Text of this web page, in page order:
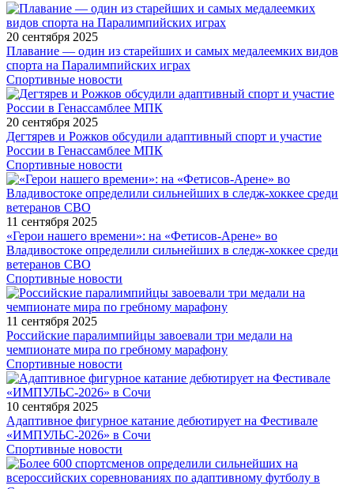
20 сентября 2025
Плавание — один из старейших и самых медалеемких видов
спорта на Паралимпийских играх
Спортивные новости
20 сентября 2025
Дегтярев и Рожков обсудили адаптивный спорт и участие
России в Генассамблее МПК
Спортивные новости
11 сентября 2025
«Герои нашего времени»: на «Фетисов-Арене» во
Владивостоке определили сильнейших в следж-хоккее среди
ветеранов СВО
Спортивные новости
11 сентября 2025
Российские паралимпийцы завоевали три медали на
чемпионате мира по гребному марафону
Спортивные новости
10 сентября 2025
Адаптивное фигурное катание дебютирует на Фестивале
«ИМПУЛЬС-2026» в Сочи
Спортивные новости